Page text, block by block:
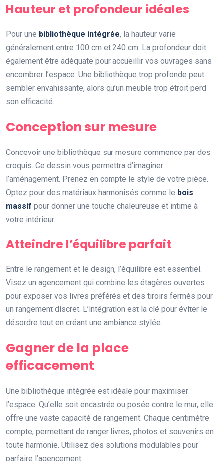
Hauteur et profondeur idéales
Pour une bibliothèque intégrée, la hauteur varie
généralement entre 100 cm et 240 cm. La profondeur doit
également être adéquate pour accueillir vos ouvrages sans
encombrer l’espace. Une bibliothèque trop profonde peut
sembler envahissante, alors qu’un meuble trop étroit perd
son efficacité.
Conception sur mesure
Concevoir une bibliothèque sur mesure commence par des
croquis. Ce dessin vous permettra d’imaginer
l’aménagement. Prenez en compte le style de votre pièce.
Optez pour des matériaux harmonisés comme le bois
massif pour donner une touche chaleureuse et intime à
votre intérieur.
Atteindre l’équilibre parfait
Entre le rangement et le design, l’équilibre est essentiel.
Visez un agencement qui combine les étagères ouvertes
pour exposer vos livres préférés et des tiroirs fermés pour
un rangement discret. L’intégration est la clé pour éviter le
désordre tout en créant une ambiance stylée.
Gagner de la place
efficacement
Une bibliothèque intégrée est idéale pour maximiser
l’espace. Qu’elle soit encastrée ou posée contre le mur, elle
offre une vaste capacité de rangement. Chaque centimètre
compte, permettant de ranger livres, photos et souvenirs en
toute harmonie. Utilisez des solutions modulables pour
parfaire l’agencement.